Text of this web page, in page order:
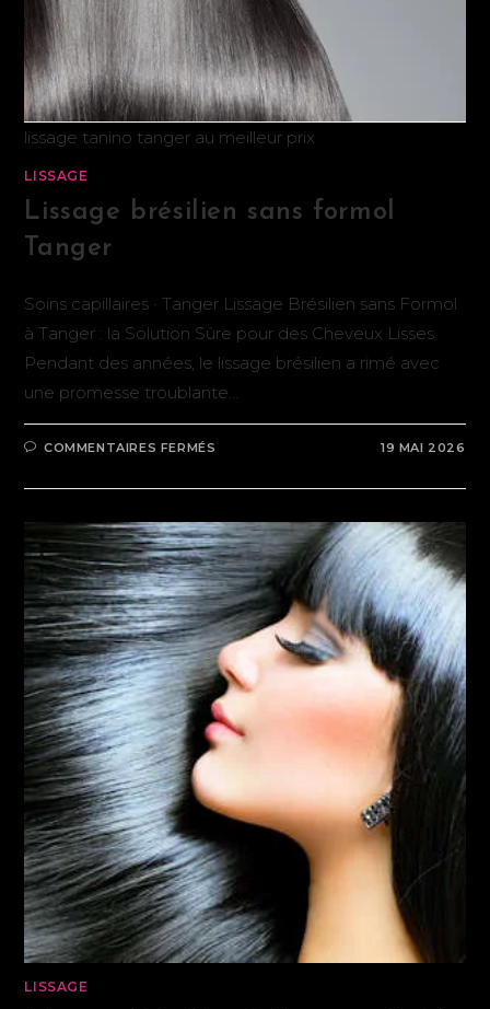
lissage tanino tanger au meilleur prix
LISSAGE
Lissage brésilien sans formol
Tanger
Soins capillaires · Tanger Lissage Brésilien sans Formol
à Tanger : la Solution Sûre pour des Cheveux Lisses
Pendant des années, le lissage brésilien a rimé avec
une promesse troublante…
COMMENTAIRES FERMÉS 19 MAI 2026
LISSAGE